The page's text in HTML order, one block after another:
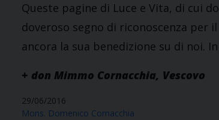
Queste pagine di Luce e Vita, di cui
doveroso segno di riconoscenza per
ancora la sua benedizione su di noi.
+ don Mimmo Cornacchia, Vescovo
29/06/2016
Mons. Domenico Cornacchia